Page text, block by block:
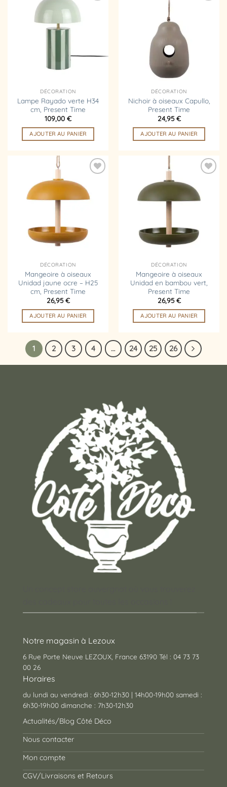
DÉCORATION
Lampe Rayado verte H34
cm, Present Time
109,00 €
AJOUTER AU PANIER
DÉCORATION
Nichoir à oiseaux Capullo,
Present Time
24,95€
AJOUTER AU PANIER
liste
d’envies
DÉCORATION
Mangeoire à oiseaux
Unidad jaune ocre – H25
cm, Present Time
26,95€
AJOUTER AU PANIER
liste
d’envies
DÉCORATION
Mangeoire à oiseaux
Unidad en bambou vert,
Present Time
26,95€
AJOUTER AU PANIER
1 2 3 4 … 24 25 26
Notre magasin à Lezoux
6 Rue Porte Neuve LEZOUX, France 63190 Tél : 04 73 73
00 26
Horaires
du lundi au vendredi : 6h30-12h30 | 14h00-19h00 samedi :
6h30-19h00 dimanche : 7h30-12h30
Actualités/Blog Côté Déco
Nous contacter
Mon compte
CGV/Livraisons et Retours